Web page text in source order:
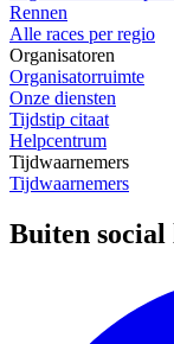
Rennen
Alle races per regio
Organisatoren
Organisatorruimte
Onze diensten
Tijdstip citaat
Helpcentrum
Tijdwaarnemers
Tijdwaarnemers
Buiten social